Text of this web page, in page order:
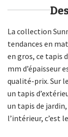
La collection
tendances en
en gros, ce tapis
mm d’épaisseur
qualité-prix. Sur
un tapis
un tapis de
l’intérieur, c’est